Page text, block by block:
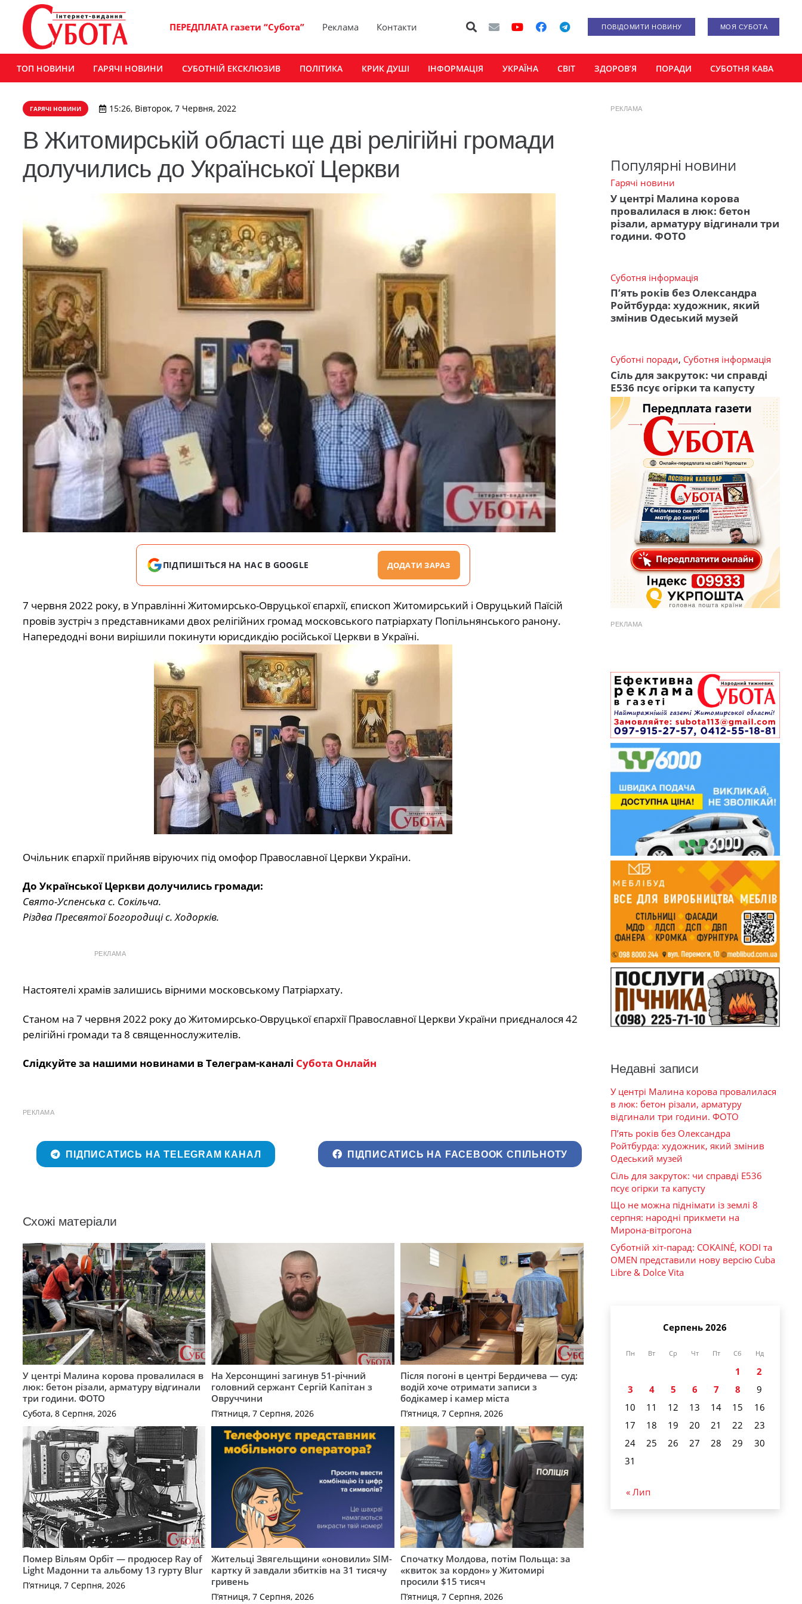
ПЕРЕДПЛАТА газети “Субота” Реклама Контакти ПОВІДОМИТИ НОВИНУ МОЯ СУБОТА
ТОП НОВИНИ ГАРЯЧІ НОВИНИ СУБОТНІЙ ЕКСКЛЮЗИВ ПОЛІТИКА КРИК ДУШІ ІНФОРМАЦІЯ УКРАЇНА СВІТ ЗДОРОВ’Я ПОРАДИ СУБОТНЯ КАВА
ГАРЯЧІ НОВИНИ 15:26, Вівторок, 7 Червня, 2022
В Житомирській області ще дві релігійні громади
долучились до Української Церкви
ПІДПИШІТЬСЯ НА НАС В GOOGLE ДОДАТИ ЗАРАЗ
7 червня 2022 року, в Управлінні Житомирсько-Овруцької єпархії, єпископ Житомирський і Овруцький Паїсій
провів зустріч з представниками двох релігійних громад московського патріархату Попільнянського ранону.
Напередодні вони вирішили покинути юрисдикдію російської Церкви в Україні.
Очільник єпархії прийняв віруючих під омофор Православної Церкви України.
До Української Церкви долучились громади:
Свято-Успенська с. Сокільча.
Різдва Пресвятої Богородиці с. Ходорків.
РЕКЛАМА
Настоятелі храмів залишись вірними московському Патріархату.
Станом на 7 червня 2022 року до Житомирсько-Овруцької єпархії Православної Церкви України приєдналося 42
релігійні громади та 8 священнослужителів.
Слідкуйте за нашими новинами в Телеграм-каналі Субота Онлайн
РЕКЛАМА
ПІДПИСАТИСЬ НА TELEGRAM КАНАЛ ПІДПИСАТИСЬ НА FACEBOOK СПІЛЬНОТУ
Схожі матеріали
У центрі Малина корова провалилася в
люк: бетон різали, арматуру відгинали
три години. ФОТО
Субота, 8 Серпня, 2026
На Херсонщині загинув 51-річний
головний сержант Сергій Капітан з
Овруччини
П’ятниця, 7 Серпня, 2026
Після погоні в центрі Бердичева — суд:
водій хоче отримати записи з
бодікамер і камер міста
П’ятниця, 7 Серпня, 2026
Помер Вільям Орбіт — продюсер Ray of
Light Мадонни та альбому 13 гурту Blur
П’ятниця, 7 Серпня, 2026
Жительці Звягельщини «оновили» SIM-
картку й завдали збитків на 31 тисячу
гривень
П’ятниця, 7 Серпня, 2026
Спочатку Молдова, потім Польща: за
«квиток за кордон» у Житомирі
просили $15 тисяч
П’ятниця, 7 Серпня, 2026
РЕКЛАМА
Популярні новини
Гарячі новини
У центрі Малина корова
провалилася в люк: бетон
різали, арматуру відгинали три
години. ФОТО
Суботня інформація
П’ять років без Олександра
Ройтбурда: художник, який
змінив Одеський музей
Суботні поради, Суботня інформація
Сіль для закруток: чи справді
Е536 псує огірки та капусту
РЕКЛАМА
Недавні записи
У центрі Малина корова провалилася
в люк: бетон різали, арматуру
відгинали три години. ФОТО
П’ять років без Олександра
Ройтбурда: художник, який змінив
Одеський музей
Сіль для закруток: чи справді Е536
псує огірки та капусту
Що не можна піднімати із землі 8
серпня: народні прикмети на
Мирона-вітрогона
Суботній хіт-парад: COKAINÉ, KODI та
OMEN представили нову версію Cuba
Libre & Dolce Vita
Серпень 2026
Пн Вт Ср Чт Пт Сб Нд
1
2
3
4 5 6 7 8
9
10
11 12 13 14 15
16
17
18 19 20 21 22
23
24
25 26 27 28 29
30
31
« Лип